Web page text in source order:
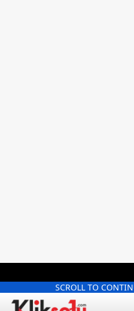
SCROLL TO